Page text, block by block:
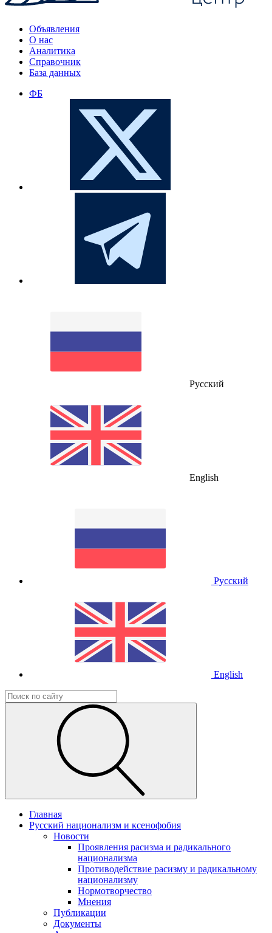
Объявления
О нас
Аналитика
Справочник
База данных
ФБ
Русский
English
Русский
English
Главная
Русский национализм и ксенофобия
Новости
Проявления расизма и радикального
национализма
Противодействие расизму и радикальному
национализму
Нормотворчество
Мнения
Публикации
Документы